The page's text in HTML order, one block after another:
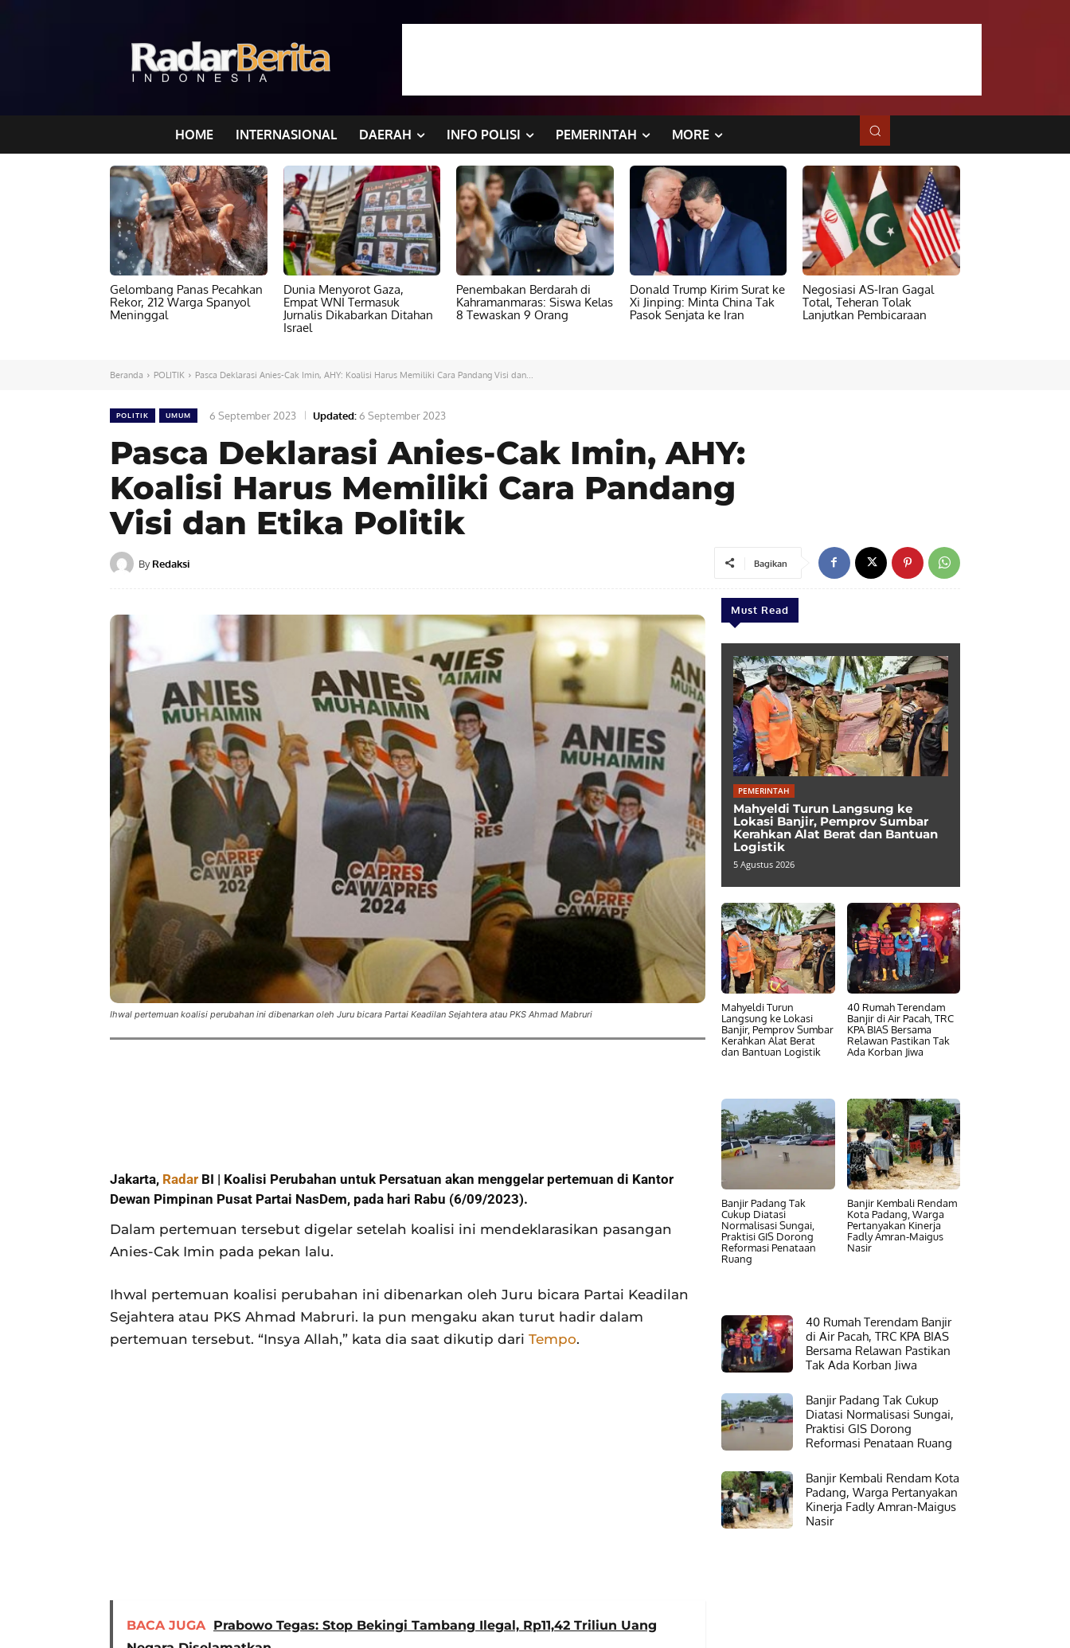
HOME INTERNASIONAL DAERAH INFO POLISI PEMERINTAH MORE
Gelombang Panas Pecahkan
Rekor, 212 Warga Spanyol
Meninggal
Dunia Menyorot Gaza,
Empat WNI Termasuk
Jurnalis Dikabarkan Ditahan
Israel
Penembakan Berdarah di
Kahramanmaras: Siswa Kelas
8 Tewaskan 9 Orang
Donald Trump Kirim Surat ke
Xi Jinping: Minta China Tak
Pasok Senjata ke Iran
Negosiasi AS-Iran Gagal
Total, Teheran Tolak
Lanjutkan Pembicaraan
Beranda POLITIK Pasca Deklarasi Anies-Cak Imin, AHY: Koalisi Harus Memiliki Cara Pandang Visi dan...
POLITIK UMUM 6 September 2023 Updated:6 September 2023
Pasca Deklarasi Anies-Cak Imin, AHY:
Koalisi Harus Memiliki Cara Pandang
Visi dan Etika Politik
By Redaksi Bagikan
Ihwal pertemuan koalisi perubahan ini dibenarkan oleh Juru bicara Partai Keadilan Sejahtera atau PKS Ahmad Mabruri
Jakarta, Radar BI | Koalisi Perubahan untuk Persatuan akan menggelar pertemuan di Kantor
Dewan Pimpinan Pusat Partai NasDem, pada hari Rabu (6/09/2023).
Dalam pertemuan tersebut digelar setelah koalisi ini mendeklarasikan pasangan
Anies-Cak Imin pada pekan lalu.
Ihwal pertemuan koalisi perubahan ini dibenarkan oleh Juru bicara Partai Keadilan
Sejahtera atau PKS Ahmad Mabruri. Ia pun mengaku akan turut hadir dalam
pertemuan tersebut. “Insya Allah,” kata dia saat dikutip dari Tempo.
BACA JUGA Prabowo Tegas: Stop Bekingi Tambang Ilegal, Rp11,42 Triliun Uang
Must Read
PEMERINTAH
Mahyeldi Turun Langsung ke
Lokasi Banjir, Pemprov Sumbar
Kerahkan Alat Berat dan Bantuan
Logistik
5 Agustus 2026
Mahyeldi Turun
Langsung ke Lokasi
Banjir, Pemprov Sumbar
Kerahkan Alat Berat
dan Bantuan Logistik
40 Rumah Terendam
Banjir di Air Pacah, TRC
KPA BIAS Bersama
Relawan Pastikan Tak
Ada Korban Jiwa
Banjir Padang Tak
Cukup Diatasi
Normalisasi Sungai,
Praktisi GIS Dorong
Reformasi Penataan
Ruang
Banjir Kembali Rendam
Kota Padang, Warga
Pertanyakan Kinerja
Fadly Amran-Maigus
Nasir
40 Rumah Terendam Banjir
di Air Pacah, TRC KPA BIAS
Bersama Relawan Pastikan
Tak Ada Korban Jiwa
Banjir Padang Tak Cukup
Diatasi Normalisasi Sungai,
Praktisi GIS Dorong
Reformasi Penataan Ruang
Banjir Kembali Rendam Kota
Padang, Warga Pertanyakan
Kinerja Fadly Amran-Maigus
Nasir